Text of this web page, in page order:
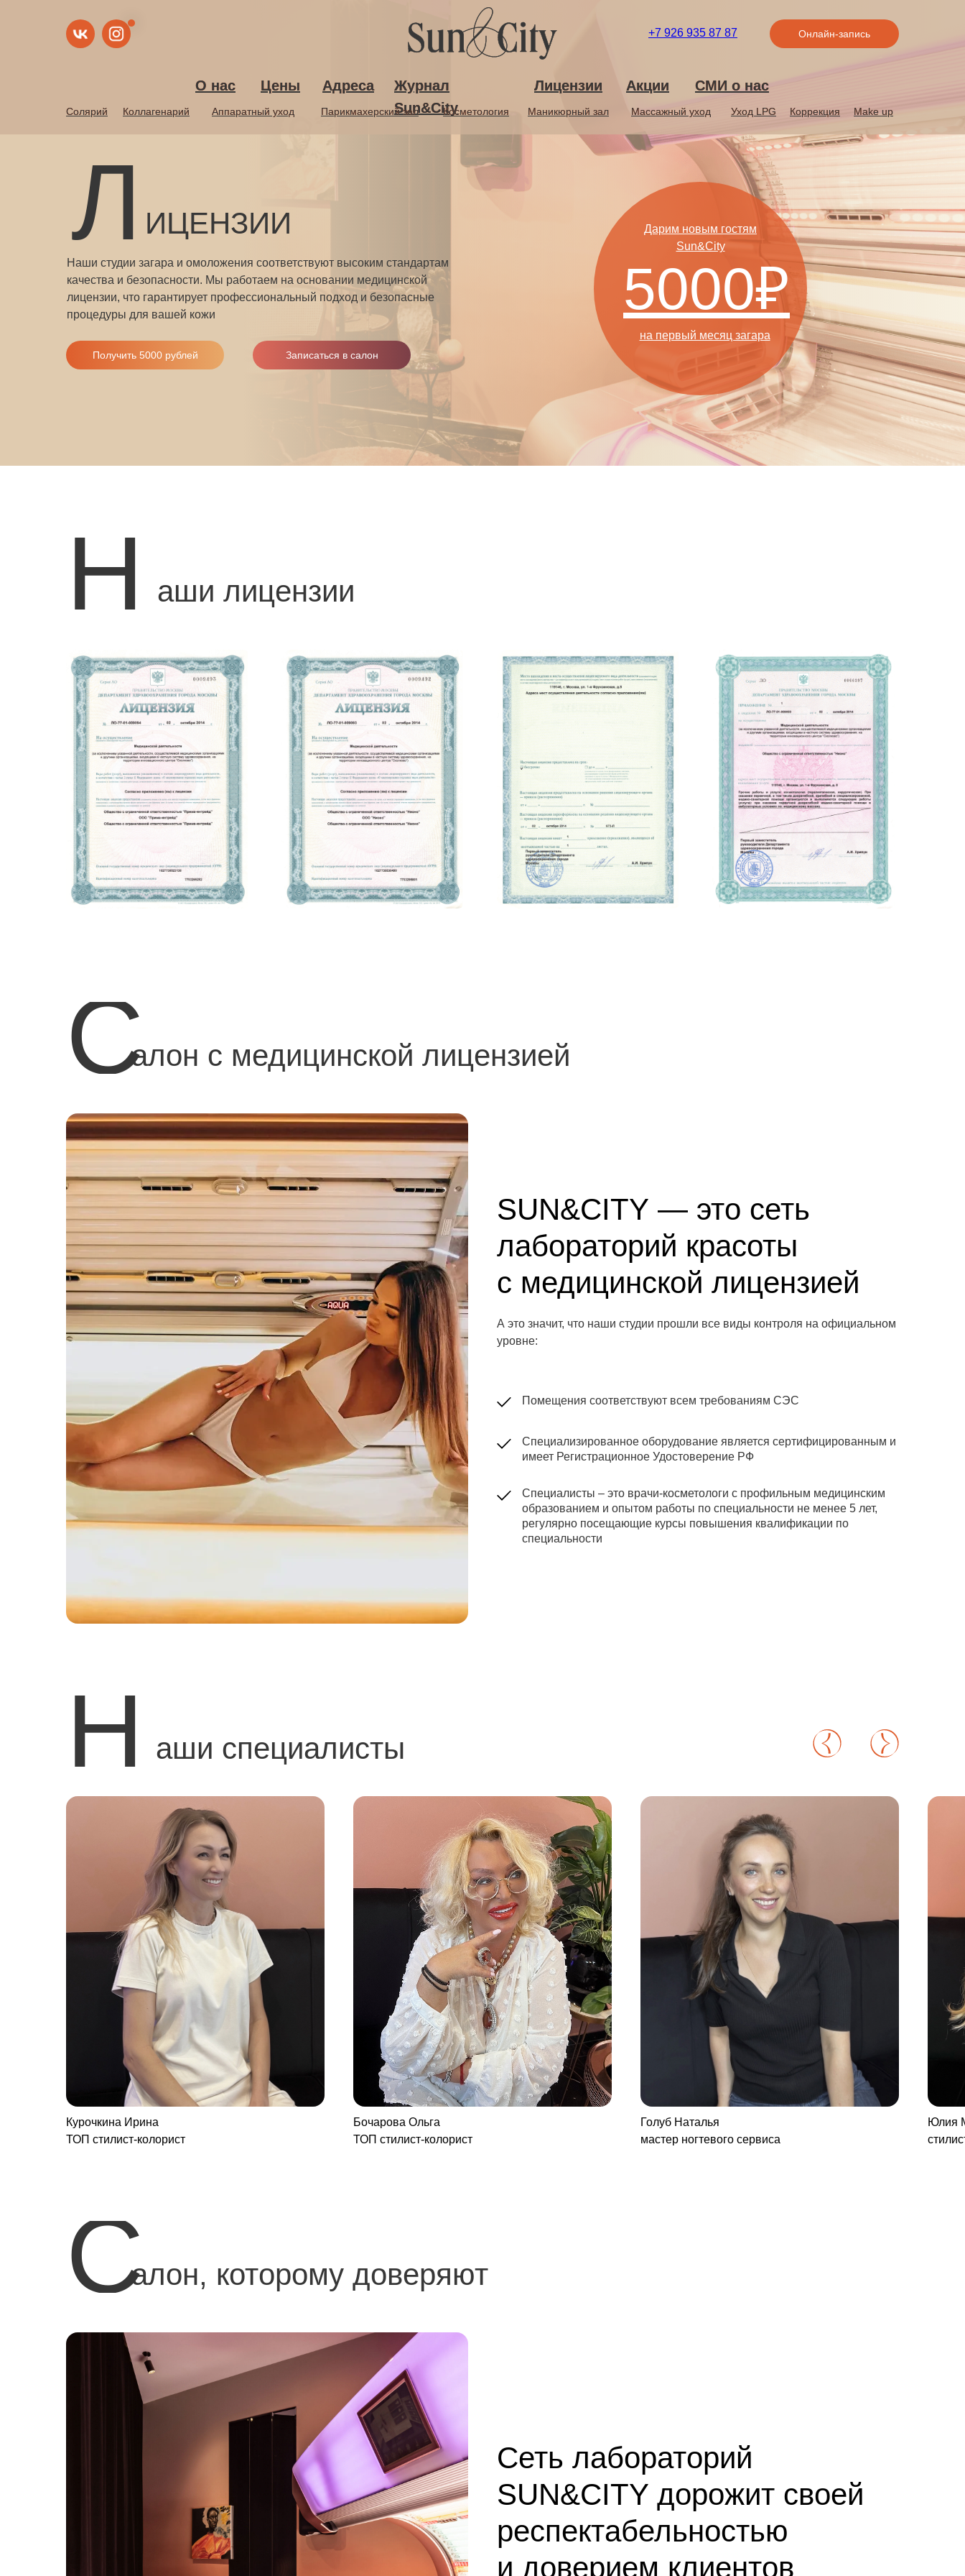
+7 926 935 87 87
СМИ о нас
СМИ о нас
Акции
Акции
Лицензии
Лицензии
Журнал
Sun&City
Журнал
Sun&City
Адреса
Адреса
Цены
Цены
О нас
О нас
Солярий Коллагенарий Аппаратный уход Парикмахерский зал Косметология Маникюрный зал Массажный уход Коррекция
Уход LPG Make up
Make up
Коррекция
Уход LPG
Массажный уход
Маникюрный зал
Косметология
Парикмахерский зал
Аппаратный уход
Коллагенарий
Солярий
Онлайн-запись
Наши студии загара и омоложения соответствуют высоким стандартам
качества и безопасности. Мы работаем на основании медицинской
лицензии, что гарантирует профессиональный подход и безопасные
процедуры для вашей кожи
ИЦЕНЗИИ
Л
Получить 5000 рублей Записаться в салон
на первый месяц загара
Дарим новым гостям
Sun&City
5000₽
аши лицензии
Н
алон с медицинской лицензией
C
SUN&CITY — это сеть
лабораторий красоты
с медицинской лицензией
А это значит, что наши студии прошли все виды контроля на официальном
уровне:
Помещения соответствуют всем требованиям СЭС
Специализированное оборудование является сертифицированным и
имеет Регистрационное Удостоверение РФ
Специалисты – это врачи-косметологи с профильным медицинским
образованием и опытом работы по специальности не менее 5 лет,
регулярно посещающие курсы повышения квалификации по
специальности
аши специалисты
Н
Юлия
Голуб Наталья
мастер ногтевого сервиса
Бочарова Ольга
ТОП стилист-колорист
Курочкина Ирина
ТОП стилист-колорист
алон, которому доверяют
C
Сеть лабораторий
SUN&CITY дорожит своей
респектабельностью
и доверием клиентов